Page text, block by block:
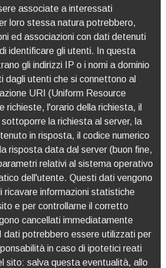
associate a interessati
loro stessa natura potrebbero,
ed associazioni con dati detenuti
identificare gli utenti. In questa
gli indirizzi IP o i nomi a dominio
dagli utenti che si connettono al
URI (Uniform Resource
richieste, l'orario della richiesta, il
la richiesta al server, la
in risposta, il codice numerico
risposta data dal server (buon fine,
relativi al sistema operativo
dell'utente. Questi dati vengono
ricavare informazioni statistiche
e per controllarne il corretto
cancellati immediatamente
dati potrebbero essere utilizzati per
in caso di ipotetici reati
sito: salva questa eventualità, allo